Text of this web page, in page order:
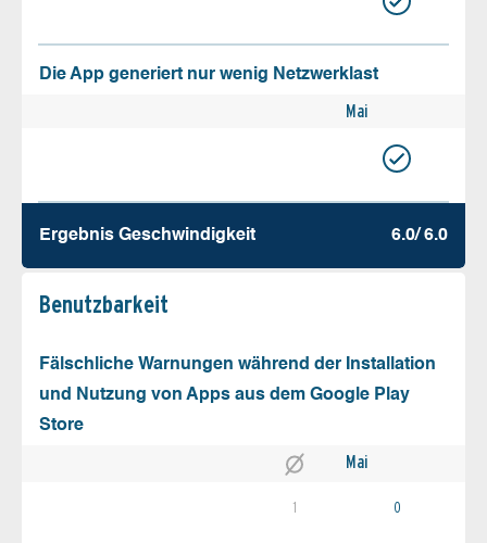
Die App generiert nur wenig Netzwerklast
Mai
Ergebnis Geschw­indigkeit 6.0/ 6.0
Benutz­barkeit
Fälschliche Warnungen während der Installation
und Nutzung von Apps aus dem Google Play
Store
Mai
1 0